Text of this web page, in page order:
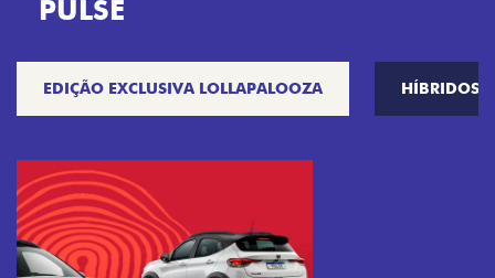
PULSE
EDIÇÃO EXCLUSIVA LOLLAPALOOZA HÍBRIDOS